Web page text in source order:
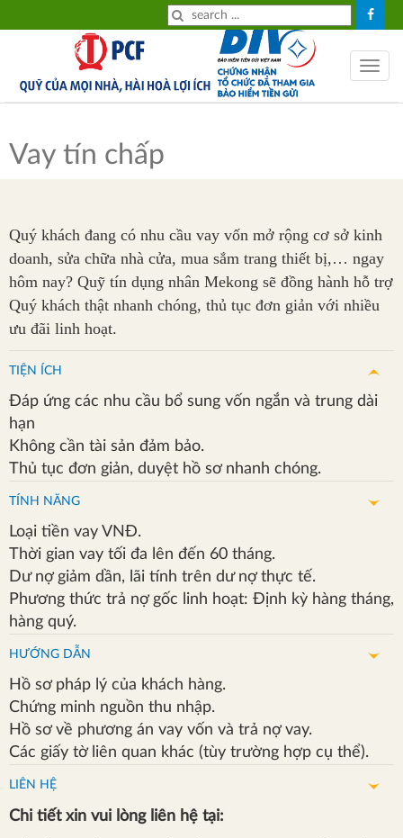
Toggle
gửi
vay
tôi
tức
Tỉ
giá
Lãi
suất
Tuyển
Liên
hệ
Vay tín chấp
Quý khách đang có nhu cầu vay vốn mở rộng cơ sở kinh
doanh, sửa chữa nhà cửa, mua sắm trang thiết bị,… ngay
hôm nay? Quỹ tín dụng nhân Mekong sẽ đồng hành hỗ trợ
Quý khách thật nhanh chóng, thủ tục đơn giản với nhiều
ưu đãi linh hoạt.
TIỆN ÍCH
Đáp ứng các nhu cầu bổ sung vốn ngắn và trung dài
hạn
Không cần tài sản đảm bảo.
Thủ tục đơn giản, duyệt hồ sơ nhanh chóng.
TÍNH NĂNG
Loại tiền vay VNĐ.
Thời gian vay tối đa lên đến 60 tháng.
Dư nợ giảm dần, lãi tính trên dư nợ thực tế.
Phương thức trả nợ gốc linh hoạt: Định kỳ hàng tháng,
hàng quý.
HƯỚNG DẪN
Hồ sơ pháp lý của khách hàng.
Chứng minh nguồn thu nhập.
Hồ sơ về phương án vay vốn và trả nợ vay.
Các giấy tờ liên quan khác (tùy trường hợp cụ thể).
LIÊN HỆ
Chi tiết xin vui lòng liên hệ tại: